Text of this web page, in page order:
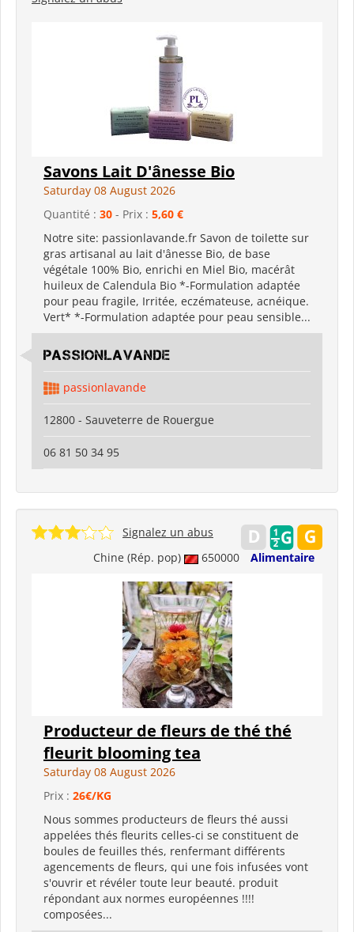
Savons Lait D'ânesse Bio
Saturday 08 August 2026
Quantité : 30 - Prix : 5,60 €
Notre site: passionlavande.fr Savon de toilette sur
gras artisanal au lait d'ânesse Bio, de base
végétale 100% Bio, enrichi en Miel Bio, macérât
huileux de Calendula Bio *-Formulation adaptée
pour peau fragile, Irritée, eczémateuse, acnéique.
Vert* *-Formulation adaptée pour peau sensible...
Passionlavande
passionlavande
12800 - Sauveterre de Rouergue
06 81 50 34 95
Chine (Rép. pop) 650000 Alimentaire
Signalez un abus
Producteur de fleurs de thé thé
fleurit blooming tea
Saturday 08 August 2026
Prix : 26€/KG
Nous sommes producteurs de fleurs thé aussi
appelées thés fleurits celles-ci se constituent de
boules de feuilles thés, renfermant différents
agencements de fleurs, qui une fois infusées vont
s'ouvrir et révéler toute leur beauté. produit
répondant aux normes européennes !!!!
composées...